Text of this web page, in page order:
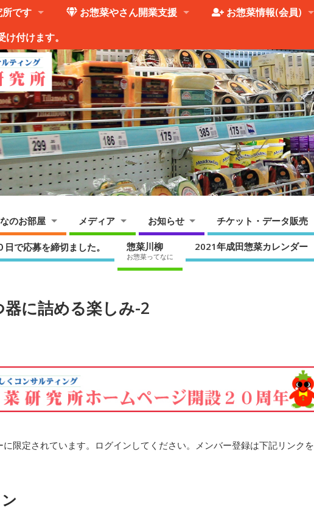
です お惣菜やさん開業支援 お惣菜情報(会員)
け付けます。
のお部屋 メディア お知らせ チケット・データ販売
日で応募を締切ました。 惣菜川柳
お惣菜ってなに
2021年成田惣菜カレンダー
に詰める楽しみ-2
限定されています。ログインしてください。メンバー登録は下記リンクを